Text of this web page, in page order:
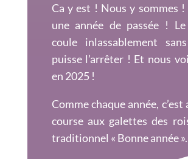
Ca y est ! Nous y sommes !
une année de passée !
coule inlassablement
puisse l’arrêter ! Et nous
en 2025 !
Comme chaque année, c’est
course aux galettes des
traditionnel « Bonne année ».